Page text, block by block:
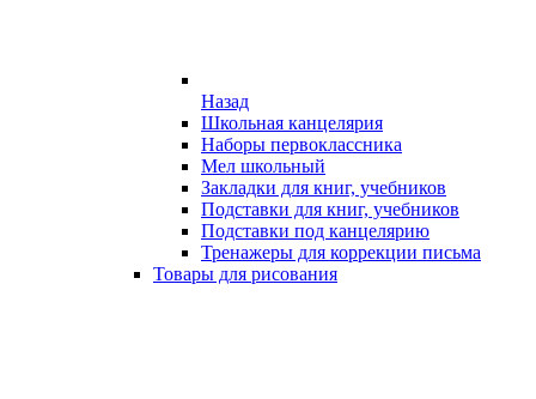
Назад
Школьная канцелярия
Наборы первоклассника
Мел школьный
Закладки для книг, учебников
Подставки для книг, учебников
Подставки под канцелярию
Тренажеры для коррекции письма
Товары для рисования